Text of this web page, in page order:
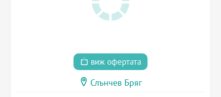
виж офертата
Слънчев Бряг